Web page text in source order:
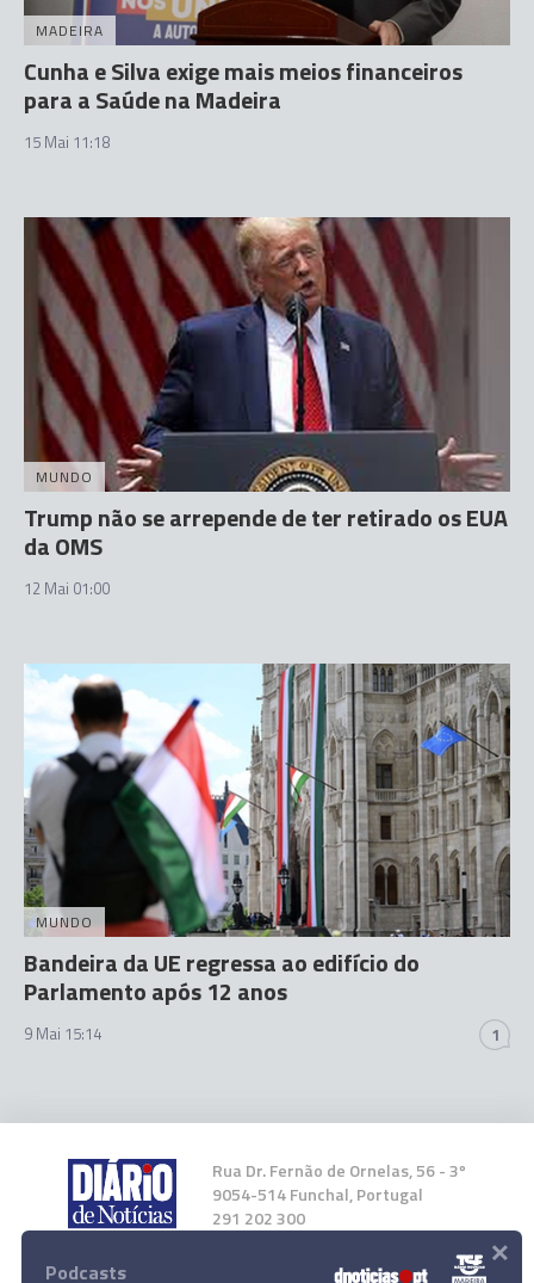
MADEIRA
Cunha e Silva exige mais meios financeiros
para a Saúde na Madeira
15 Mai 11:18
MUNDO
Trump não se arrepende de ter retirado os EUA
da OMS
12 Mai 01:00
MUNDO
Bandeira da UE regressa ao edifício do
Parlamento após 12 anos
9 Mai 15:14 1
Rua Dr. Fernão de Ornelas, 56 - 3º
9054-514 Funchal, Portugal
291 202 300
Instale a nossa App
Podcasts ×